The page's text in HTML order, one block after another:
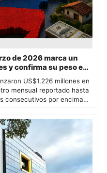
de 2026 marca un
y confirma su peso en
US$1.226 millones en
mensual reportado hasta
consecutivos por encima